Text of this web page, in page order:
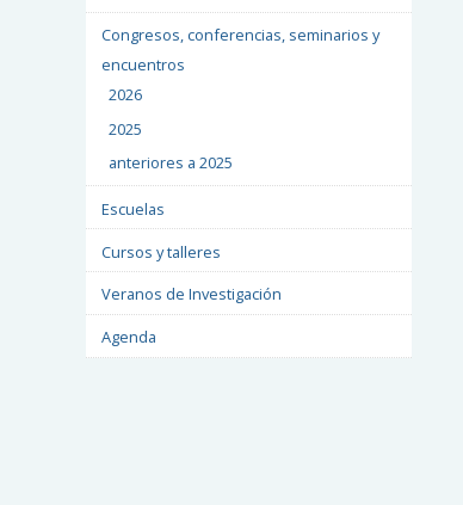
Congresos, conferencias, seminarios y
encuentros
2026
2025
anteriores a 2025
Escuelas
Cursos y talleres
Veranos de Investigación
Agenda